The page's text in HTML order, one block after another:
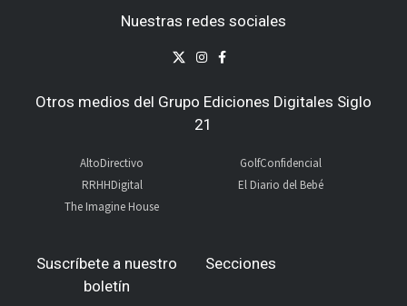
Nuestras redes sociales
Otros medios del Grupo Ediciones Digitales Siglo
21
AltoDirectivo
RRHHDigital
The Imagine House
GolfConfidencial
El Diario del Bebé
Suscríbete a nuestro
boletín
Secciones